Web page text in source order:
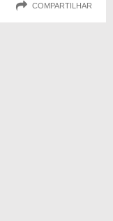
COMPARTILHAR